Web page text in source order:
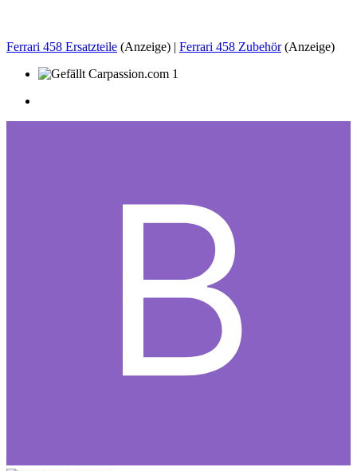
Ferrari 458 Ersatzteile (Anzeige) | Ferrari 458 Zubehör(Anzeige)
1